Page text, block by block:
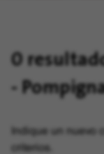
0
-
Indique un nuevo
criterios.